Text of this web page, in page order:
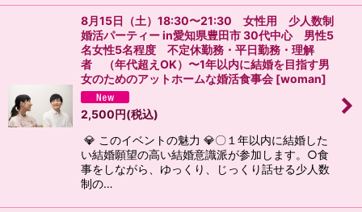
8月15日（土）18:30〜21:30 女性用 少人数制
婚活パーティー in愛知県豊田市 30代中心 男性5
名女性5名程度 不定休勤務・平日勤務・理解
者 （年代超えOK）〜1年以内に結婚を目指す男
女のためのアットホームな婚活食事会 [woman]
2,500円(税込)
💎 このイベントの魅力 💎〇１年以内に結婚した
い結婚願望の高い結婚意識派が参加します。○食
事をしながら、ゆっくり、じっくり話せる少人数
制の…